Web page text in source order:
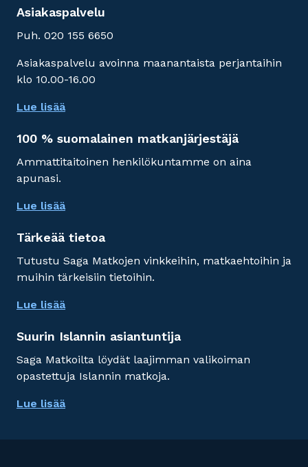
Asiakaspalvelu
Puh. 020 155 6650
Asiakaspalvelu avoinna maanantaista perjantaihin
klo 10.00-16.00
Lue lisää
100 % suomalainen matkanjärjestäjä
Ammattitaitoinen henkilökuntamme on aina
apunasi.
Lue lisää
Tärkeää tietoa
Tutustu Saga Matkojen vinkkeihin, matkaehtoihin ja
muihin tärkeisiin tietoihin.
Lue lisää
Suurin Islannin asiantuntija
Saga Matkoilta löydät laajimman valikoiman
opastettuja Islannin matkoja.
Lue lisää